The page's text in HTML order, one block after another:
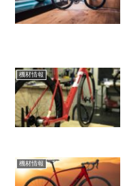
機材情報
機材情報